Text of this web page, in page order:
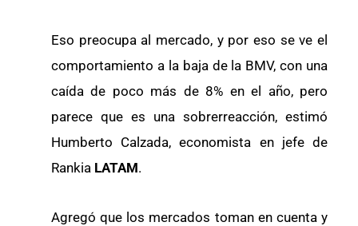
Eso preocupa al mercado, y por eso se ve el
comportamiento a la baja de la BMV, con una
caída de poco más de 8% en el año, pero
parece que es una sobrerreacción, estimó
Humberto Calzada, economista en jefe de
Rankia LATAM.
Agregó que los mercados toman en cuenta y